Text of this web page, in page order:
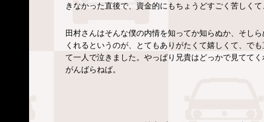
きなかった直後で、資金的にもちょうどすごく苦しく
田村さんはそんな僕の内情を知ってか知らぬか、そし
くれるというのが、とてもありがたくて嬉しくて、で
て一人で泣きました。やっぱり兄貴はどっかで見てて
がんばらねば。